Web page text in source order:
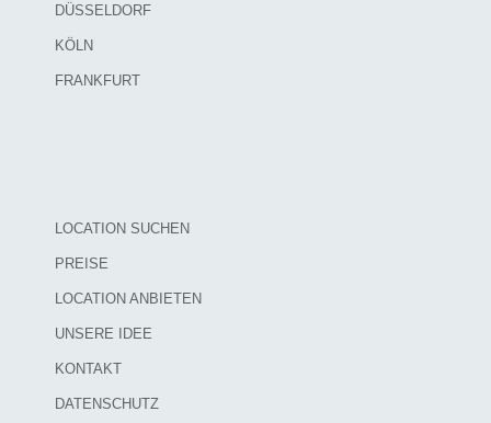
DÜSSELDORF
KÖLN
FRANKFURT
LOCATION SUCHEN
PREISE
LOCATION ANBIETEN
UNSERE IDEE
KONTAKT
DATENSCHUTZ